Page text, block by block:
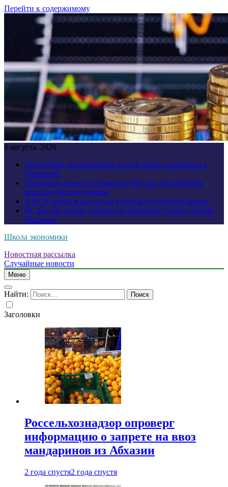
Перейти к содержимому
6 августа, 2026
Лантратова анонсировала новый обмен пленными с
Украиной
Патрушев отметил потенциал России для развития
морских беспилотников
В ВСУ начался хаос из-за успехов российской армии
ВС России вновь ударили по морским судам и портам
Украины
Школа экономики
Новостная рассылка
Случайные новости
Меню
Найти:
Заголовки
Россельхознадзор опроверг
информацию о запрете на ввоз
мандаринов из Абхазии
2 года спустя2 года спустя